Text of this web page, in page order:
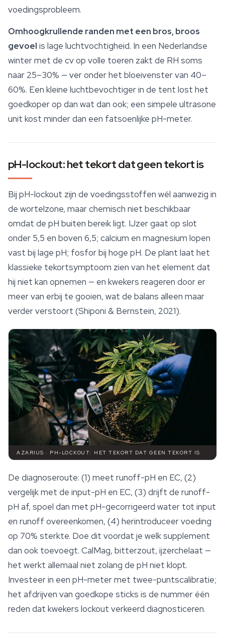
voedingsprobleem.
Omhoogkrullende randen met een bros, broos
gevoel is lage luchtvochtigheid. In een Nederlandse
winter met de cv op volle toeren zakt de RH soms
naar 25–30% — ver onder het bloeivenster van 40–
60%. Een kleine luchtbevochtiger in de tent lost het
goedkoper op dan wat dan ook; een simpele ultrasone
unit kost minder dan een fatsoenlijke pH-meter.
pH-lockout: het tekort dat geen tekort is
Bij pH-lockout zijn de voedingsstoffen wél aanwezig in
de wortelzone, maar chemisch niet beschikbaar
omdat de pH buiten bereik ligt. IJzer gaat op slot
onder 5,5 en boven 6,5; calcium en magnesium lopen
vast bij lage pH; fosfor bij hoge pH. De plant laat het
klassieke tekortsymptoom zien van het element dat
hij niet kan opnemen — en kwekers reageren door er
meervan erbij te gooien, wat de balans alleen maar
verder verstoort (Shiponi & Bernstein, 2021).
AZARIUS · PH-LOCKOUT: HET TEKORT DAT GEEN TEKORT IS
De diagnoseroute: (1) meet runoff-pH en EC, (2)
vergelijk met de input-pH en EC, (3) drijft de runoff-
pH af, spoel dan met pH-gecorrigeerd water tot input
en runoff overeenkomen, (4) herintroduceer voeding
op 70% sterkte. Doe dit voordat je welk supplement
dan ook toevoegt. CalMag, bitterzout, ijzerchelaat —
het werkt allemaal niet zolang de pH niet klopt.
Investeer in een pH-meter met twee-puntscalibratie;
het afdrijven van goedkope sticks is de nummer één
reden dat kwekers lockout verkeerd diagnosticeren.